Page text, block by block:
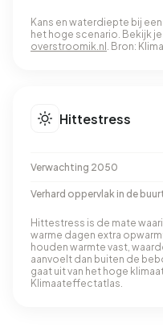
Kans en waterdiepte bij
het hoge scenario. Bekijk
overstroomik.nl . Bron:
Hittestress
Verwachting 2050
Verhard oppervlak in de
Hittestress is de mate
warme dagen extra
houden warmte vast,
aanvoelt dan buiten de
gaat uit van het hoge
Klimaateffectatlas.